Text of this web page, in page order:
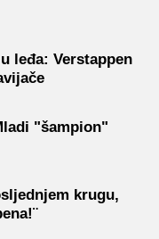
leđa: Verstappen
"šampion"
krugu,